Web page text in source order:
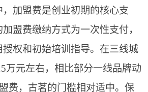
加盟费是创业初期的核心支
盟费缴纳方式为一次性支付，
权和初始培训指导。在三线城
万元左右，相比部分一线品牌动
费，古茗的门槛相对适中。保